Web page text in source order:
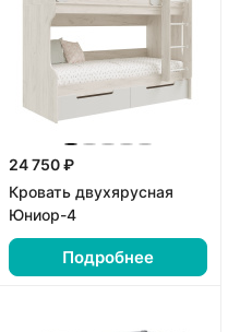
24 750 ₽
Кровать двухярусная
Юниор-4
Подробнее